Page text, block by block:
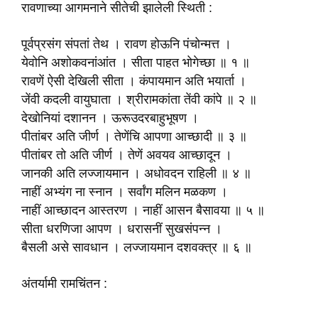
रावणाच्या आगमनाने सीतेची झालेली स्थिती :
पूर्वप्रसंग संपतां तेथ । रावण होऊनि पंचोन्मत्त ।
येवोनि अशोकवनांआंत । सीता पाहत भोगेच्छा ॥ १ ॥
रावणें ऐसी देखिली सीता । कंपायमान अति भयार्ता ।
जेंवी कदली वायुघाता । श्रीरामकांता तेंवी कांपे ॥ २ ॥
देखोनियां दशानन । ऊरूउदरबाहुभूषण ।
पीतांबर अति जीर्ण । तेणेंचि आपणा आच्छादी ॥ ३ ॥
पीतांबर तो अति जीर्ण । तेणें अवयव आच्छादून ।
जानकी अति लज्जायमान । अधोवदन राहिली ॥ ४ ॥
नाहीं अभ्यंग ना स्नान । सर्वांग मलिन मळकण ।
नाहीं आच्छादन आस्तरण । नाहीं आसन बैसावया ॥ ५ ॥
सीता धरणिजा आपण । धरासनीं सुखसंपन्न ।
बैसली असे सावधान । लज्जायमान दशवक्त्र ॥ ६ ॥
अंतर्यामी रामचिंतन :